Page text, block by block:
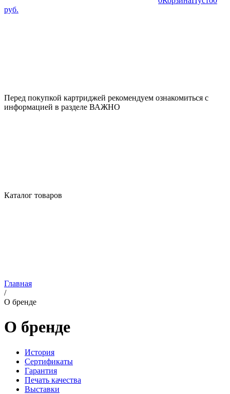
руб.
Перед покупкой картриджей рекомендуем ознакомиться с
информацией в разделе ВАЖНО
Каталог товаров
Главная
/
О бренде
О бренде
История
Сертификаты
Гарантия
Печать качества
Выставки